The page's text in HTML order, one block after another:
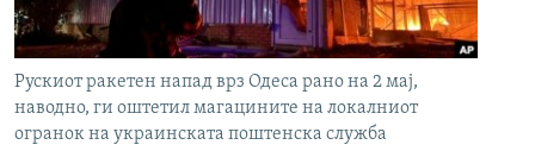
РСЕ веб страници
Рускиот ракетен напад врз Одеса рано на 2 мај,
наводно, ги оштетил магацините на локалниот
огранок на украинската поштенска служба